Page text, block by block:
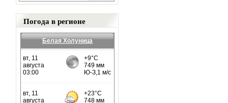
Погода в регионе
Белая Холуница